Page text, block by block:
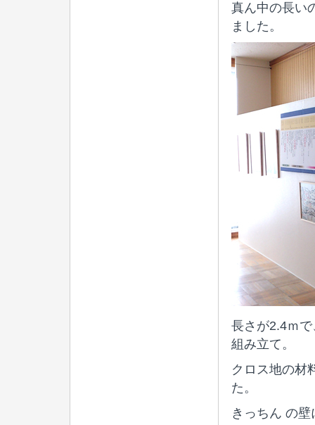
真ん中の長い
ました。
長さが2.4ｍ
組み立て。
クロス地の材
た。
きっちん の